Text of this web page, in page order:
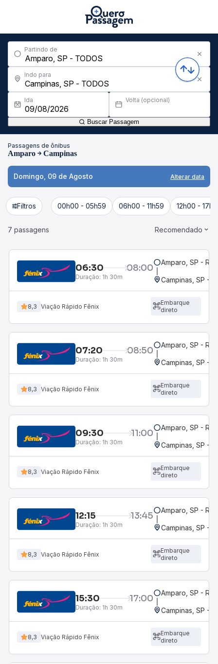
Partindo de
Indo para
Ida Volta (opcional)
Buscar Passagem
Passagens de ônibus
Amparo Campinas
Domingo, 09 de Agosto Alterar data
Filtros 00h00 - 05h59 06h00 - 11h59 12h00 -
7 passagens Recomendado
06:30 08:00
Duração: 1h 30m
Amparo, SP -
Campinas, SP -
8,3 Viação Rápido Fênix
Embarque
direto
07:20 08:50
Duração: 1h 30m
Amparo, SP -
Campinas, SP -
8,3 Viação Rápido Fênix
Embarque
direto
09:30 11:00
Duração: 1h 30m
Amparo, SP -
Campinas, SP -
8,3 Viação Rápido Fênix
Embarque
direto
12:15 13:45
Duração: 1h 30m
Amparo, SP -
Campinas, SP -
8,3 Viação Rápido Fênix
Embarque
direto
15:30 17:00
Duração: 1h 30m
Amparo, SP -
Campinas, SP -
8,3 Viação Rápido Fênix
Embarque
direto